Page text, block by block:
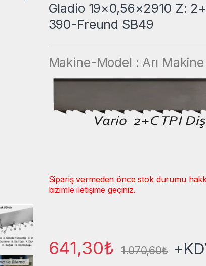
Gladio 19×0,56×2910 Z:
390-Freund SB49
Makine-Model : Arı
Sipariş vermeden önce stok durumu
bizimle iletişime geçiniz.
641,30₺ 1.070,60₺